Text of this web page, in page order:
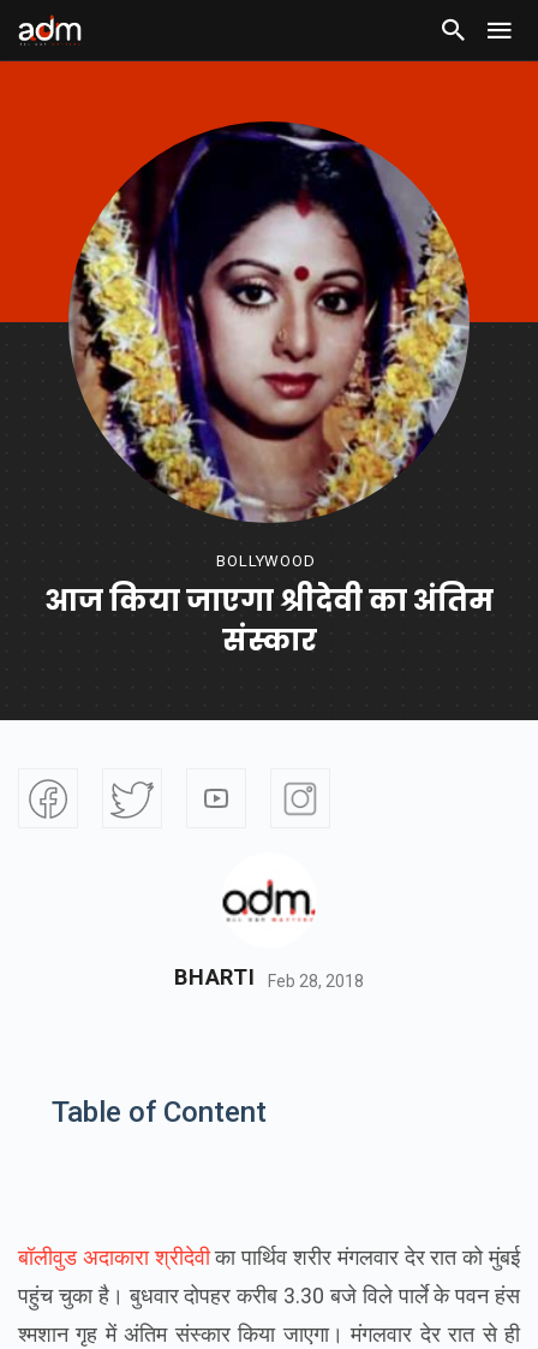
BOLLYWOOD
आज किया जाएगा श्रीदेवी का अंतिम
संस्कार
BHARTI Feb 28, 2018
Table of Content
बॉलीवुड अदाकारा श्रीदेवीका पार्थिव शरीर मंगलवार देर रात को मुंबई
पहुंच चुका है। बुधवार दोपहर करीब 3.30 बजे विले पार्ले के पवन हंस
श्मशान गृह में अंतिम संस्कार किया जाएगा। मंगलवार देर रात से ही